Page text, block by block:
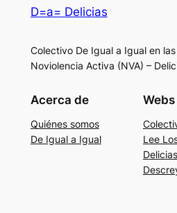
D=a= Delicias
Colectivo De Igual a Igual en
Noviolencia Activa (NVA) –
Acerca de
Quiénes somos
De Igual a Igual
Lee